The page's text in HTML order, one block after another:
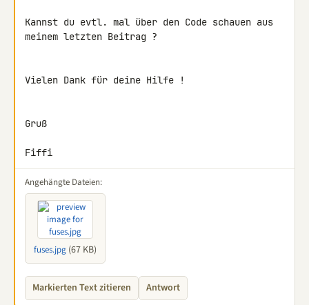
Kannst du evtl. mal über den Code schauen aus
meinem letzten Beitrag ?
Vielen Dank für deine Hilfe !
Gruß
Fiffi
Angehängte Dateien:
fuses.jpg (67 KB)
Markierten Text zitieren Antwort